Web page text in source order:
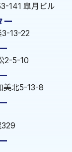
141 皐月ビル
ー
13-22
2-5-10
美北5-13-8